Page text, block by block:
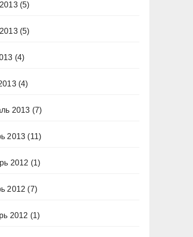
(5)
(5)
(4)
(4)
2013 (7)
2013 (11)
2012 (1)
2012 (7)
2012 (1)